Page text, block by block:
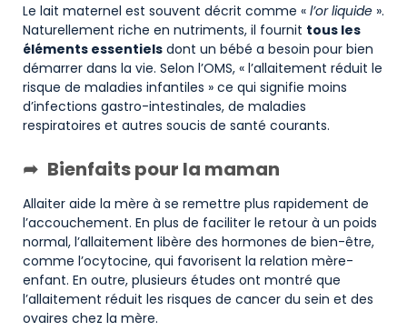
Le lait maternel est souvent décrit comme « l’or liquide ».
Naturellement riche en nutriments, il fournit tous les
éléments essentiels dont un bébé a besoin pour bien
démarrer dans la vie. Selon l’OMS, « l’allaitement réduit le
risque de maladies infantiles » ce qui signifie moins
d’infections gastro-intestinales, de maladies
respiratoires et autres soucis de santé courants.
Bienfaits pour la maman
Allaiter aide la mère à se remettre plus rapidement de
l’accouchement. En plus de faciliter le retour à un poids
normal, l’allaitement libère des hormones de bien-être,
comme l’ocytocine, qui favorisent la relation mère-
enfant. En outre, plusieurs études ont montré que
l’allaitement réduit les risques de cancer du sein et des
ovaires chez la mère.